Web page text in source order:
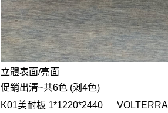
立體表面/亮面
促銷出清~共6色 (剩4色)
K01美耐板 1*1220*2440 VOLTERRA